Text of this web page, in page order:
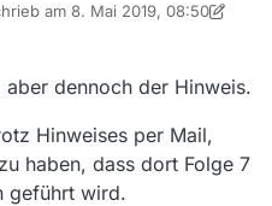
am 8. Mai 2019, 08:50
editiert von iks-jott5. Aug.
dennoch der Hinweis.
Hinweises per Mail,
haben, dass dort Folge 7
geführt wird.